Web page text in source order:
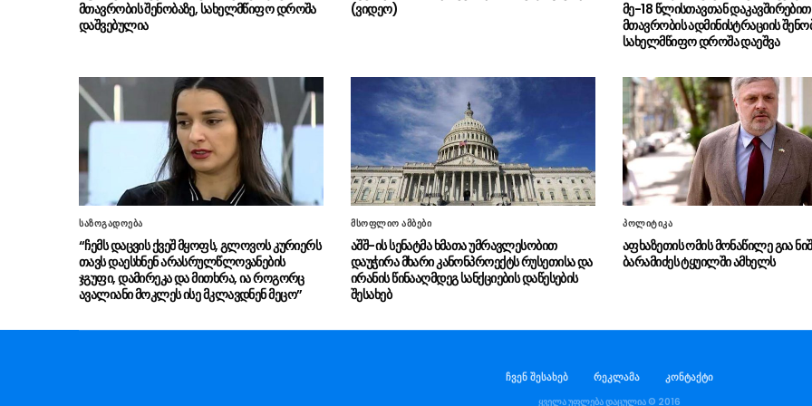
მთავრობის შენობაზე, სახელმწიფო დროშა
დაშვებულია
(ვიდეო)
მე-18 წლისთავთან დაკავშირებით
მთავრობის ადმინისტრაციის
სახელმწიფო დროშა დაეშვა
საზოგადოება
“ჩემს დაცვის ქვეშ მყოფს, გლოვოს კურიერს
თავს დაესხნენ არასრულწლოვანების
ჯგუფი, დამირეკა და მითხრა, ია როგორც
ავალიანი მოკლეს ისე მკლავდნენ მეცო”
მსოფლიო ამბები
აშშ-ის სენატმა ხმათა უმრავლესობით
დაუჭირა მხარი კანონპროექტს რუსეთისა და
ირანის წინააღმდეგ სანქციების დაწესების
შესახებ
პოლიტიკა
აფხაზეთის ომის მონაწილე გია
ბარამიძეს ტყუილში ამხელს
ჩვენ შესახებ რეკლამა კონტაქტი
ყველა უფლება დაცულია © 2016